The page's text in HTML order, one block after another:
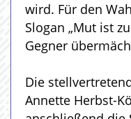
wird. Für den
Slogan „Mut ist
Gegner
Die
Annette Herbst-